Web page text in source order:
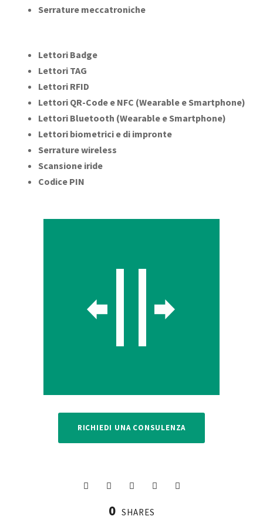
Serrature meccatroniche
Lettori Badge
Lettori TAG
Lettori RFID
Lettori QR-Code e NFC (Wearable e Smartphone)
Lettori Bluetooth (Wearable e Smartphone)
Lettori biometrici e di impronte
Serrature wireless
Scansione iride
Codice PIN
RICHIEDI UNA CONSULENZA
0 SHARES